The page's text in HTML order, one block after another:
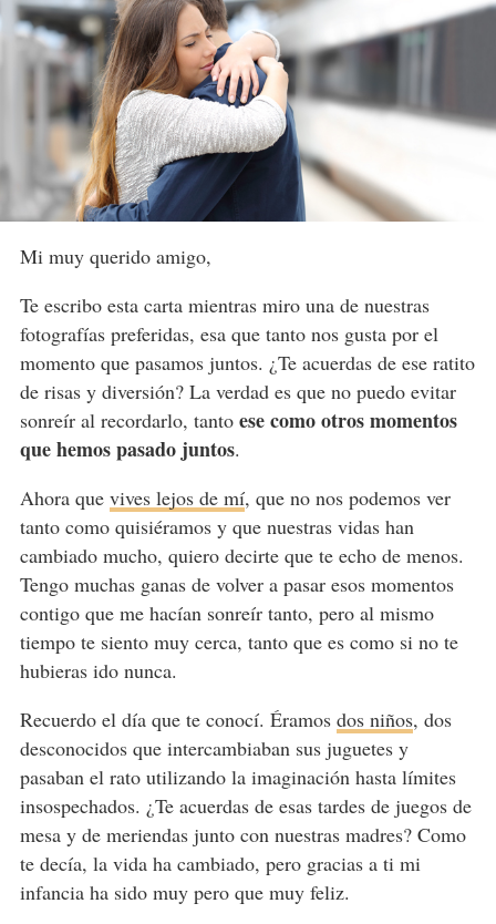
Mi muy querido amigo,
Te escribo esta carta mientras miro una de nuestras
fotografías preferidas, esa que tanto nos gusta por el
momento que pasamos juntos. ¿Te acuerdas de ese ratito
de risas y diversión? La verdad es que no puedo evitar
sonreír al recordarlo, tanto ese como otros momentos
que hemos pasado juntos.
Ahora que vives lejos de mí, que no nos podemos ver
tanto como quisiéramos y que nuestras vidas han
cambiado mucho, quiero decirte que te echo de menos.
Tengo muchas ganas de volver a pasar esos momentos
contigo que me hacían sonreír tanto, pero al mismo
tiempo te siento muy cerca, tanto que es como si no te
hubieras ido nunca.
Recuerdo el día que te conocí. Éramos dos niños, dos
desconocidos que intercambiaban sus juguetes y
pasaban el rato utilizando la imaginación hasta límites
insospechados. ¿Te acuerdas de esas tardes de juegos de
mesa y de meriendas junto con nuestras madres? Como
te decía, la vida ha cambiado, pero gracias a ti mi
infancia ha sido muy pero que muy feliz.